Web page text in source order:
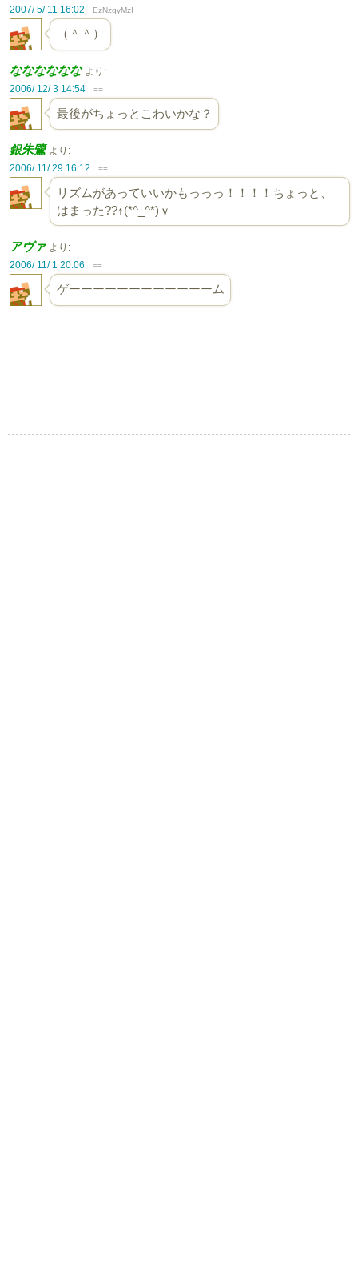
2007/ 5/ 11 16:02
EzNzgyMzI
（＾＾）
なななななな より:
2006/ 12/ 3 14:54
==
最後がちょっとこわいかな？
銀朱鷺 より:
2006/ 11/ 29 16:12
==
リズムがあっていいかもっっっ！！！！ちょっと、
はまった??↑(*^_^*)ｖ
アヴァ より:
2006/ 11/ 1 20:06
==
ゲーーーーーーーーーーーーム